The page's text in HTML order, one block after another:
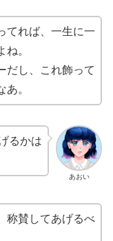
てれば、一生に一
ね。
し、これ飾って
あ。
あおい
るかは
称賛してあげるべ